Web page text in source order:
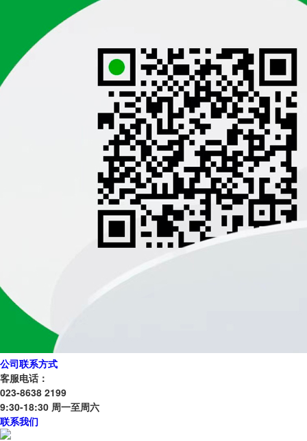
公司联系方式
客服电话：
023-8638 2199
9:30-18:30 周一至周六
联系我们